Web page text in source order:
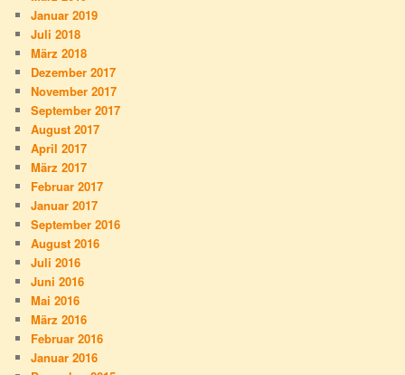
Januar 2019
Juli 2018
März 2018
Dezember 2017
November 2017
September 2017
August 2017
April 2017
März 2017
Februar 2017
Januar 2017
September 2016
August 2016
Juli 2016
Juni 2016
Mai 2016
März 2016
Februar 2016
Januar 2016